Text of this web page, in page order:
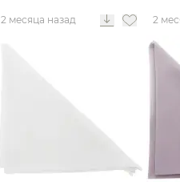
2 месяца назад 2